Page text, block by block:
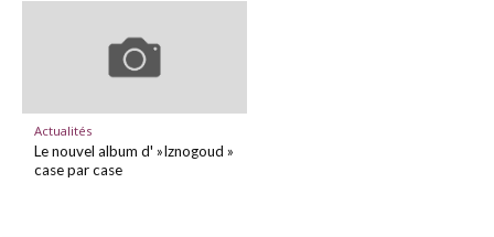
Actualités
Le nouvel album d' »Iznogoud »
case par case